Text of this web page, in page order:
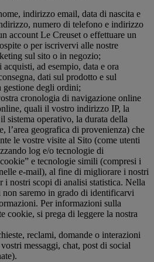
indirizzo email, data di nascita e
numero di telefono e indirizzo
account Le Creuset o effettuare un
o per iscrivervi alle nostre
sul sito o in negozio;
ad esempio, data e ora
dati sul prodotto e sul
gestione degli ordini;
cronologia di navigazione online
quali il vostro indirizzo IP, la
sistema operativo, la durata della
l’area geografica di provenienza) che
le vostre visite al Sito (come utenti
log e/o tecnologie di
e tecnologie simili (compresi i
e-mail), al fine di migliorare i nostri
i nostri scopi di analisi statistica. Nella
non saremo in grado di identificarvi
Per informazioni sulla
cookie, si prega di leggere la nostra
reclami, domande o interazioni
messaggi, chat, post di social